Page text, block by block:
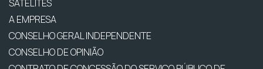
SATÉLITES
A EMPRESA
CONSELHO GERAL INDEPENDENTE
CONSELHO DE OPINIÃO